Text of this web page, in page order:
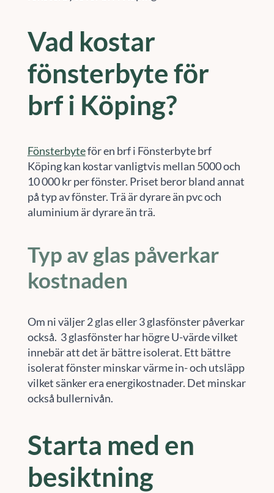
Vad kostar
fönsterbyte för
brf i Köping?
Fönsterbyteför en brf i Fönsterbyte brf
Köping kan kostar vanligtvis mellan 5000 och
10 000 kr per fönster. Priset beror bland annat
på typ av fönster. Trä är dyrare än pvc och
aluminium är dyrare än trä.
Typ av glas påverkar
kostnaden
Om ni väljer 2 glas eller 3 glasfönster påverkar
också. 3 glasfönster har högre U-värde vilket
innebär att det är bättre isolerat. Ett bättre
isolerat fönster minskar värme in- och utsläpp
vilket sänker era energikostnader. Det minskar
också bullernivån.
Starta med en
besiktning